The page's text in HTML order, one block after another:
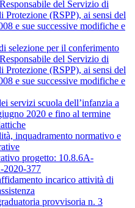
del Servizio di
Protezione (RSPP), ai sensi del
e sue successive modifiche e
selezione per il conferimento
del Servizio di
Protezione (RSPP), ai sensi del
e sue successive modifiche e
servizi scuola dell’infanzia a
2020 e fino al termine
inquadramento normativo e
progetto: 10.8.6A-
377
incarico attività di
provvisoria n. 3